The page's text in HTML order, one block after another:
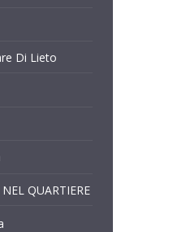
Di Lieto
QUARTIERE